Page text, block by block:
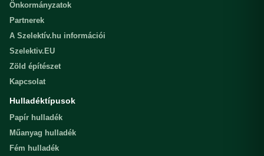
Önkormányzatok
Partnerek
A Szelektív.hu információi
Szelektiv.EU
Zöld építészet
Kapcsolat
Hulladéktípusok
Papír hulladék
Műanyag hulladék
Fém hulladék